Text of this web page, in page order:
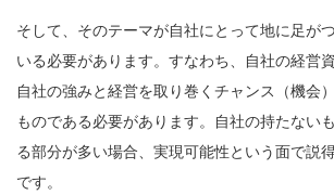
そして、そのテーマが自社にとって地に足が
いる必要があります。すなわち、自社の経営
自社の強みと経営を取り巻くチャンス（機会
ものである必要があります。自社の持たない
る部分が多い場合、実現可能性という面で説
です。